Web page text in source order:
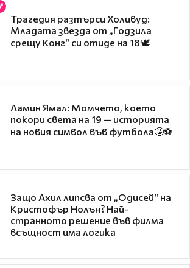
Трагедия разтърси Холивуд:
Младата звезда от „Годзила
срещу Конг“ си отиде на 18🕊️
Ламин Ямал: Момчето, което
покори света на 19 — историята
на новия символ във футбола🤩⚽
Защо Ахил липсва от „Одисей“ на
Кристофър Нолън? Най-
странното решение във филма
всъщност има логика